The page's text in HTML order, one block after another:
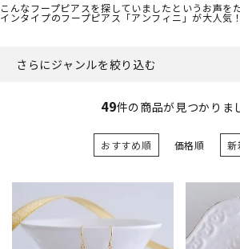
こんなフープピアスを探していましたというお声を
インタイプのフープピアス「アンフィニ」が大人気！
さらにジャンルを絞り込む
49件の商品が見つかりま
おすすめ順 価格順 新